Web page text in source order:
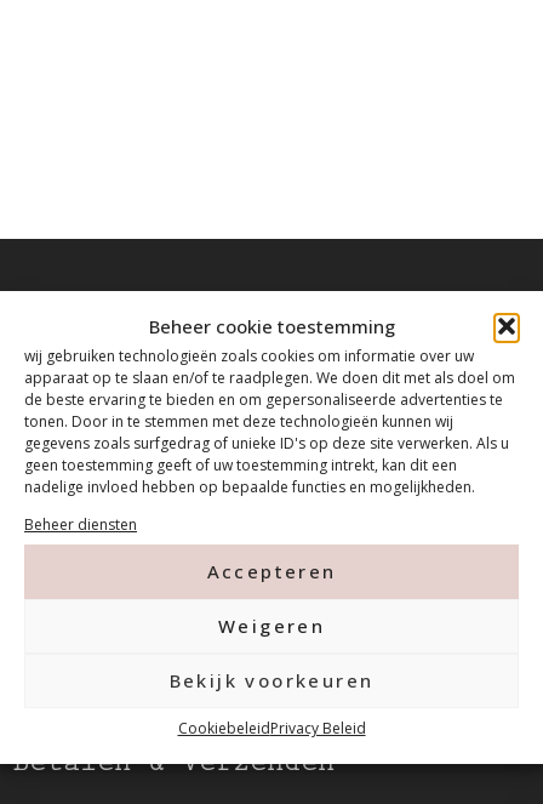
Beheer cookie toestemming
wij gebruiken technologieën zoals cookies om informatie over uw
apparaat op te slaan en/of te raadplegen. We doen dit met als doel om
de beste ervaring te bieden en om gepersonaliseerde advertenties te
tonen. Door in te stemmen met deze technologieën kunnen wij
gegevens zoals surfgedrag of unieke ID's op deze site verwerken. Als u
geen toestemming geeft of uw toestemming intrekt, kan dit een
nadelige invloed hebben op bepaalde functies en mogelijkheden.
Beheer diensten
Accepteren
Weigeren
Bekijk voorkeuren
CookiebeleidPrivacy Beleid
Contact
Tanthofdreef 7 2623 EW Delft
015-2120822
info@mfacademy.nl
Betalen & Verzenden